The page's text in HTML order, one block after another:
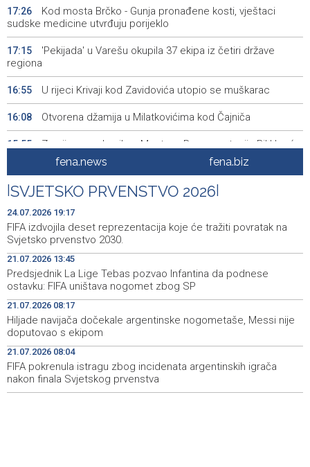
17:26
Kod mosta Brčko - Gunja pronađene kosti, vještaci
sudske medicine utvrđuju porijeklo
17:15
'Pekijada' u Varešu okupila 37 ekipa iz četiri države
regiona
16:55 U rijeci Krivaji kod Zavidovića utopio se muškarac
16:08 Otvorena džamija u Milatkovićima kod Čajniča
15:55
Zmajice se okupile u Mostaru: Reprezentacija BiH kreće
po novu mediteransku priču
15:55
SFF - Specijalna predfestivalska projekcija restauriranog
filma 'Žena s krajolikom' Ivice Matića
15:37
Požar kod Konjica i dalje aktivan, stanje bolje nego
jutros
15:27
Dokumentarac 'Bulevar Ivice Osima' osvojio nagradu na
City Festu u Niškoj Banji
15:09
Konjic ugostio 23 folklorna društva na 26.
Međunarodnom festivalu ‘Konjička sehara’
15:05
Vozači u HBŽ-u pozvani na oprez zbog divljih konja na
cestama
fena.news fena.biz
SVJETSKO PRVENSTVO 2026
24.07.2026 19:17
FIFA izdvojila deset reprezentacija koje će tražiti povratak na
Svjetsko prvenstvo 2030.
21.07.2026 13:45
Predsjednik La Lige Tebas pozvao Infantina da podnese
ostavku: FIFA uništava nogomet zbog SP
21.07.2026 08:17
Hiljade navijača dočekale argentinske nogometaše, Messi nije
doputovao s ekipom
21.07.2026 08:04
FIFA pokrenula istragu zbog incidenata argentinskih igrača
nakon finala Svjetskog prvenstva